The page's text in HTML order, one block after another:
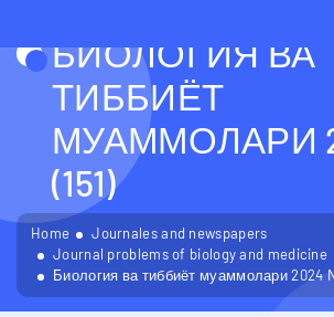
БИОЛОГИЯ ВА
ТИББИЁТ
МУАММОЛАРИ
(151)
Home
Journales and newspapers
Journal problems of biology and medicine
Биология ва тиббиёт муаммолари 2024